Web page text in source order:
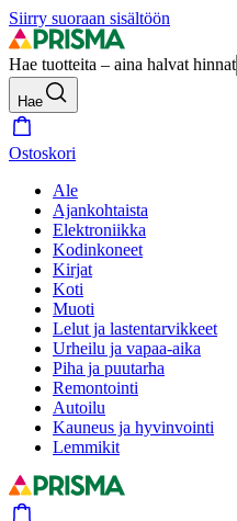
Siirry suoraan sisältöön
Hae tuotteita – aina halvat hinnat
Hae
Ostoskori
Ale
Ajankohtaista
Elektroniikka
Kodinkoneet
Kirjat
Koti
Muoti
Lelut ja lastentarvikkeet
Urheilu ja vapaa-aika
Piha ja puutarha
Remontointi
Autoilu
Kauneus ja hyvinvointi
Lemmikit